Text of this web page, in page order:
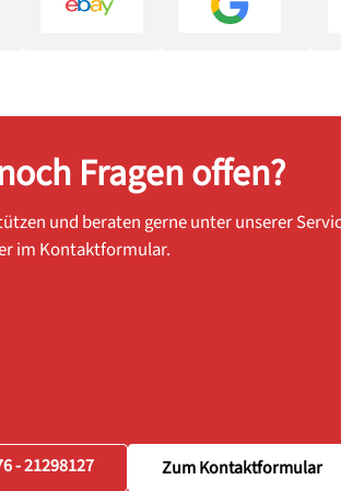
Fragen offen?
und beraten gerne unter unserer
im Kontaktformular.
- 21298127 Zum Kontaktformular